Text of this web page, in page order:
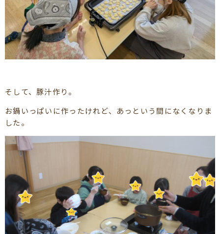
そして、豚汁作り。
お鍋いっぱいに作ったけれど、あっという間になくなりま
した。